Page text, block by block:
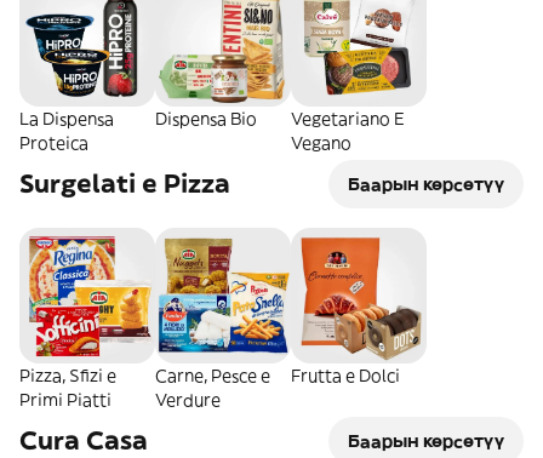
La Dispensa
Proteica
Dispensa Bio
Vegetariano E
Vegano
Surgelati e Pizza Баарын көрсөтүү
Pizza, Sfizi e
Primi Piatti
Carne, Pesce e
Verdure
Frutta e Dolci
Cura Casa Баарын көрсөтүү